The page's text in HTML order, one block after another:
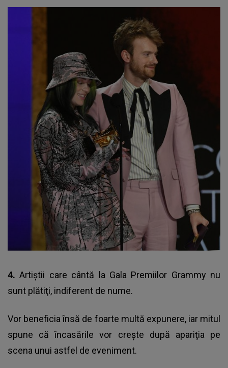
4.Artiştii care cântă la Gala Premiilor Grammy nu
sunt plătiţi, indiferent de nume.
Vor beneficia însă de foarte multă expunere, iar mitul
spune că încasările vor creşte după apariţia pe
scena unui astfel de eveniment.